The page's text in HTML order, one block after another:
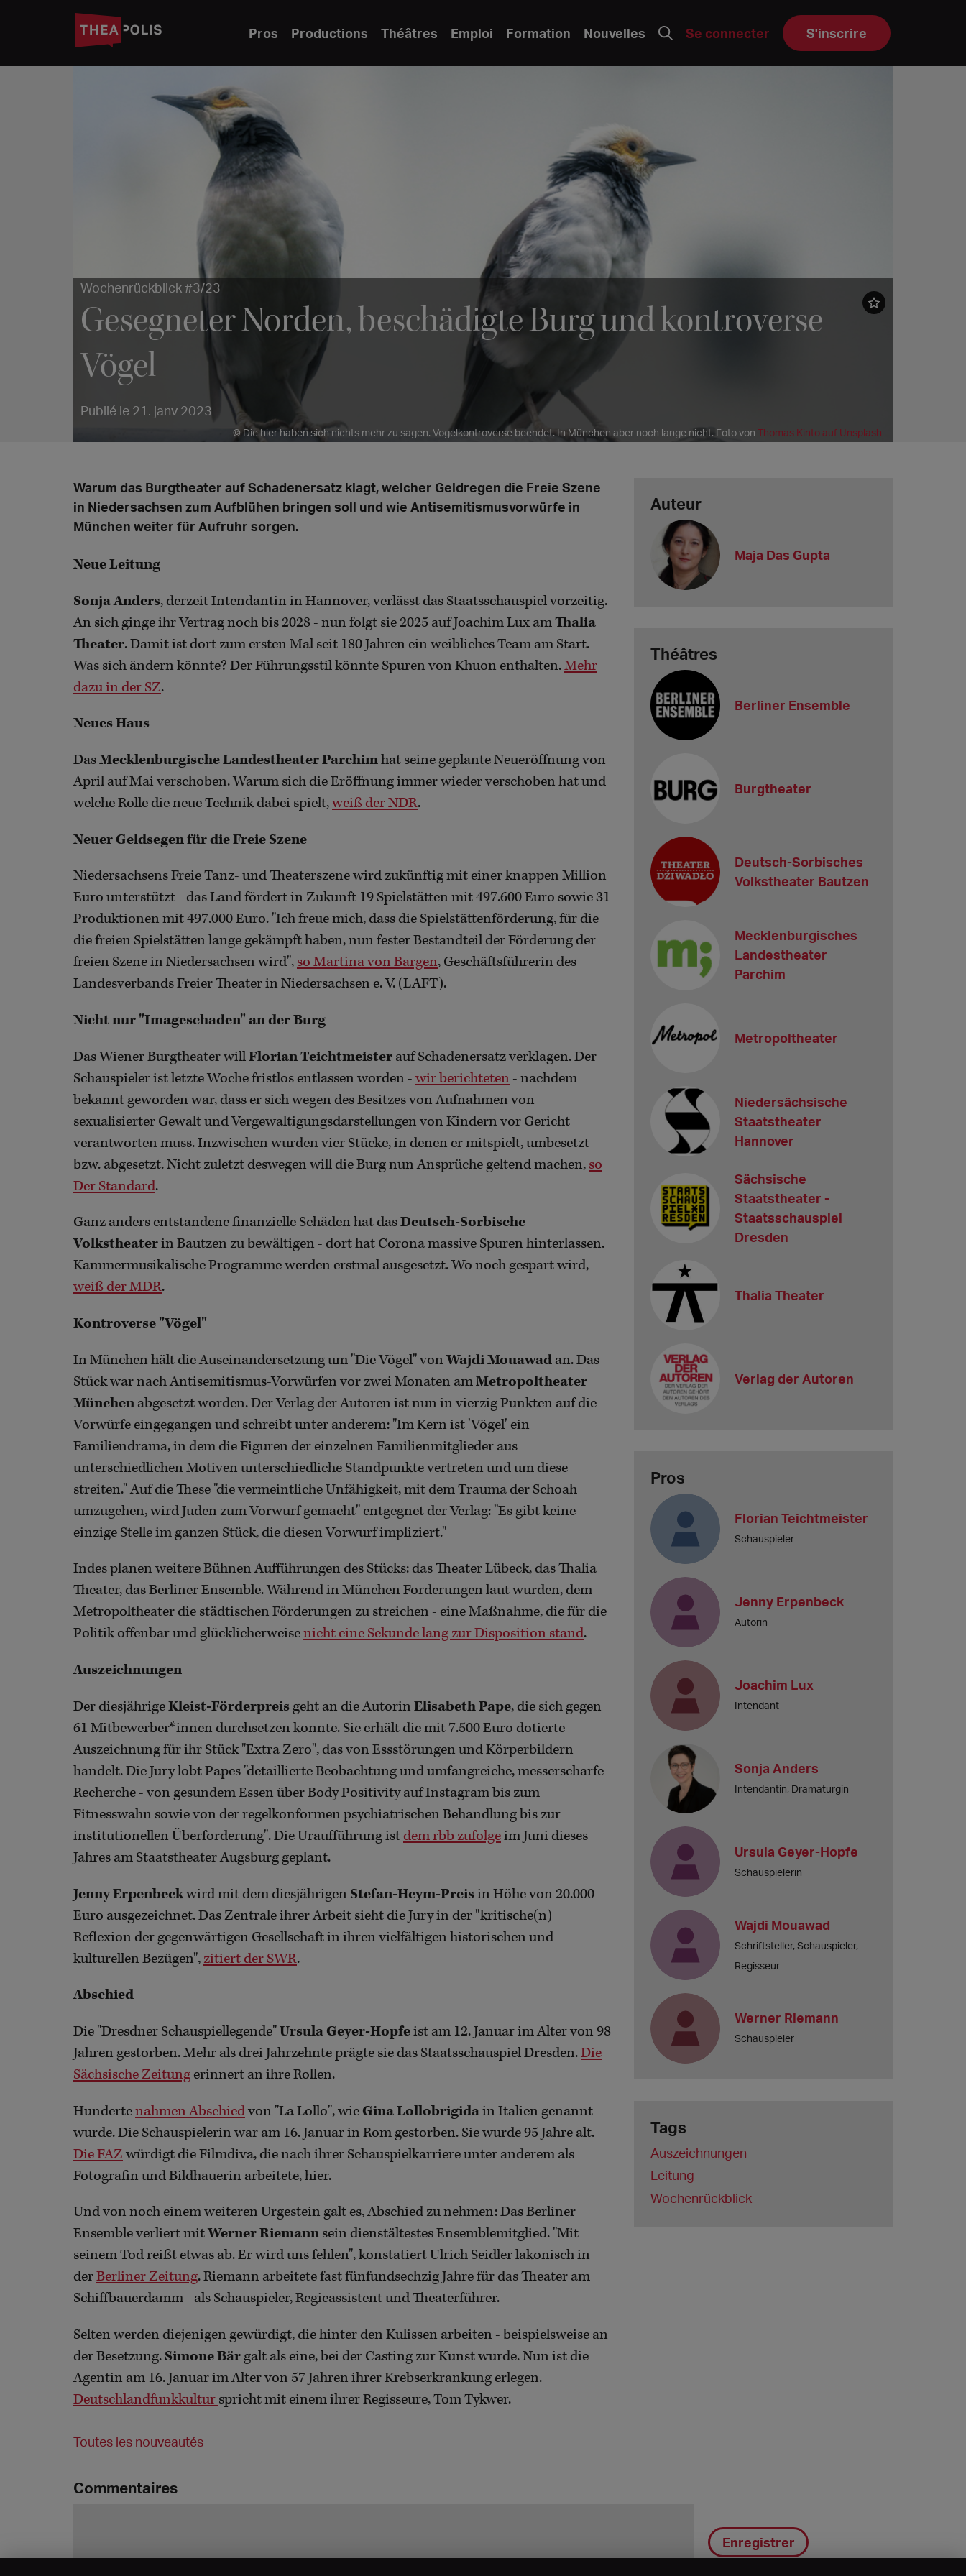
Pros Productions Théâtres Emploi Formation Nouvelles Se connecter S'inscrire
Wochenrückblick #3/23
Gesegneter Norden, beschädigte Burg und kontroverse
Vögel
Publié le 21. janv 2023
© Die hier haben sich nichts mehr zu sagen. Vogelkontroverse beendet. In München aber noch lange nicht. Foto von Thomas Kinto auf Unsplash
Warum das Burgtheater auf Schadenersatz klagt, welcher Geldregen die Freie Szene
in Niedersachsen zum Aufblühen bringen soll und wie Antisemitismusvorwürfe in
München weiter für Aufruhr sorgen.
Neue Leitung
Sonja Anders, derzeit Intendantin in Hannover, verlässt das Staatsschauspiel vorzeitig.
An sich ginge ihr Vertrag noch bis 2028 - nun folgt sie 2025 auf Joachim Lux amThalia
Theater. Damit ist dort zum ersten Mal seit 180 Jahren ein weibliches Team am Start.
Was sich ändern könnte? Der Führungsstil könnte Spuren von Khuon enthalten.Mehr
dazu in der SZ.
Neues Haus
DasMecklenburgische Landestheater Parchimhat seine geplante Neueröffnung von
April auf Mai verschoben. Warum sich die Eröffnung immer wieder verschoben hat und
welche Rolle die neue Technik dabei spielt,weiß der NDR.
Neuer Geldsegen für die Freie Szene
Niedersachsens Freie Tanz- und Theaterszene wird zukünftig mit einer knappen Million
Euro unterstützt - das Land fördert in Zukunft 19 Spielstätten mit 497.600 Euro sowie 31
Produktionen mit 497.000 Euro. "Ich freue mich, dass die Spielstättenförderung, für die
die freien Spielstätten lange gekämpft haben, nun fester Bestandteil der Förderung der
freien Szene in Niedersachsen wird", so Martina von Bargen, Geschäftsführerin des
Landesverbands Freier Theater in Niedersachsen e. V. (LAFT).
Nicht nur "Imageschaden" an der Burg
Das Wiener Burgtheater willFlorian Teichtmeister auf Schadenersatz verklagen. Der
Schauspieler ist letzte Woche fristlos entlassen worden - wir berichteten - nachdem
bekannt geworden war, dass er sich wegen des Besitzes von Aufnahmen von
sexualisierter Gewalt und Vergewaltigungsdarstellungen von Kindern vor Gericht
verantworten muss. Inzwischen wurden vier Stücke, in denen er mitspielt, umbesetzt
bzw. abgesetzt. Nicht zuletzt deswegen will die Burg nun Ansprüche geltend machen, so
Der Standard.
Ganz anders entstandene finanzielle Schäden hat dasDeutsch-Sorbische
Volkstheaterin Bautzen zu bewältigen - dort hat Corona massive Spuren hinterlassen.
Kammermusikalische Programme werden erstmal ausgesetzt. Wo noch gespart wird,
weiß der MDR.
Kontroverse "Vögel"
In München hält die Auseinandersetzung um "Die Vögel" vonWajdi Mouawad an. Das
Stück war nach Antisemitismus-Vorwürfen vor zwei Monaten amMetropoltheater
München abgesetzt worden. Der Verlag der Autoren ist nun in vierzig Punkten auf die
Vorwürfe eingegangen und schreibt unter anderem: "Im Kern ist 'Vögel' ein
Familiendrama, in dem die Figuren der einzelnen Familienmitglieder aus
unterschiedlichen Motiven unterschiedliche Standpunkte vertreten und um diese
streiten." Auf die These "die vermeintliche Unfähigkeit, mit dem Trauma der Schoah
umzugehen, wird Juden zum Vorwurf gemacht" entgegnet der Verlag: "Es gibt keine
einzige Stelle im ganzen Stück, die diesen Vorwurf impliziert."
Indes planen weitere Bühnen Aufführungen des Stücks: das Theater Lübeck, das Thalia
Theater, das Berliner Ensemble. Während in München Forderungen laut wurden, dem
Metropoltheater die städtischen Förderungen zu streichen - eine Maßnahme, die für die
Politik offenbar und glücklicherweisenicht eine Sekunde lang zur Disposition stand.
Auszeichnungen
Der diesjährigeKleist-Förderpreis geht an die Autorin Elisabeth Pape, die sich gegen
61 Mitbewerber*innen durchsetzen konnte. Sie erhält die mit 7.500 Euro dotierte
Auszeichnung für ihr Stück "Extra Zero", das von Essstörungen und Körperbildern
handelt. Die Jury lobt Papes "detaillierte Beobachtung und umfangreiche, messerscharfe
Recherche - von gesundem Essen über Body Positivity auf Instagram bis zum
Fitnesswahn sowie von der regelkonformen psychiatrischen Behandlung bis zur
institutionellen Überforderung". Die Uraufführung ist dem rbb zufolgeim Juni dieses
Jahres am Staatstheater Augsburg geplant.
Jenny Erpenbeckwird mit dem diesjährigen Stefan-Heym-Preisin Höhe von 20.000
Euro ausgezeichnet. Das Zentrale ihrer Arbeit sieht die Jury in der "kritische(n)
Reflexion der gegenwärtigen Gesellschaft in ihren vielfältigen historischen und
kulturellen Bezügen", zitiert der SWR.
Abschied
Die "Dresdner Schauspiellegende"Ursula Geyer-Hopfeist am 12. Januar im Alter von 98
Jahren gestorben. Mehr als drei Jahrzehnte prägte sie das Staatsschauspiel Dresden.Die
Sächsische Zeitung erinnert an ihre Rollen.
Hundertenahmen Abschiedvon "La Lollo", wie Gina Lollobrigidain Italien genannt
wurde. Die Schauspielerin war am 16. Januar in Rom gestorben. Sie wurde 95 Jahre alt.
Die FAZ würdigt die Filmdiva, die nach ihrer Schauspielkarriere unter anderem als
Fotografin und Bildhauerin arbeitete, hier.
Und von noch einem weiteren Urgestein galt es, Abschied zu nehmen: Das Berliner
Ensemble verliert mitWerner Riemann sein dienstältestes Ensemblemitglied. "Mit
seinem Tod reißt etwas ab. Er wird uns fehlen", konstatiert Ulrich Seidler lakonisch in
derBerliner Zeitung. Riemann arbeitete fast fünfundsechzig Jahre für das Theater am
Schiffbauerdamm - als Schauspieler, Regieassistent und Theaterführer.
Selten werden diejenigen gewürdigt, die hinter den Kulissen arbeiten - beispielsweise an
der Besetzung. Simone Bär galt als eine, bei der Casting zur Kunst wurde. Nun ist die
Agentin am 16. Januar im Alter von 57 Jahren ihrer Krebserkrankung erlegen.
Deutschlandfunkkultur spricht mit einem ihrer Regisseure, Tom Tykwer.
Toutes les nouveautés
Auteur
Maja Das Gupta
Théâtres
Berliner Ensemble
Burgtheater
Deutsch-Sorbisches
Volkstheater Bautzen
Mecklenburgisches
Landestheater
Parchim
Metropoltheater
Niedersächsische
Staatstheater
Hannover
Sächsische
Staatstheater -
Staatsschauspiel
Dresden
Thalia Theater
Verlag der Autoren
Pros
Florian Teichtmeister
Schauspieler
Jenny Erpenbeck
Autorin
Joachim Lux
Intendant
Sonja Anders
Intendantin, Dramaturgin
Ursula Geyer-Hopfe
Schauspielerin
Wajdi Mouawad
Schriftsteller, Schauspieler,
Regisseur
Werner Riemann
Schauspieler
Tags
Auszeichnungen
Leitung
Wochenrückblick
Commentaires
Enregistrer